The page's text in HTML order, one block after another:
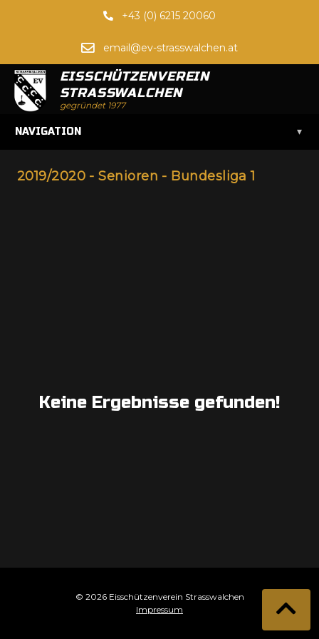
+43 (0) 6215 20060
email@ev-strasswalchen.at
EISSCHÜTZENVEREIN
STRASSWALCHEN
gegründet 1977
NAVIGATION ▾
2019/2020 - Senioren - Bundesliga 1
Keine Ergebnisse gefunden!
© 2026 Eisschützenverein Strasswalchen
Impressum